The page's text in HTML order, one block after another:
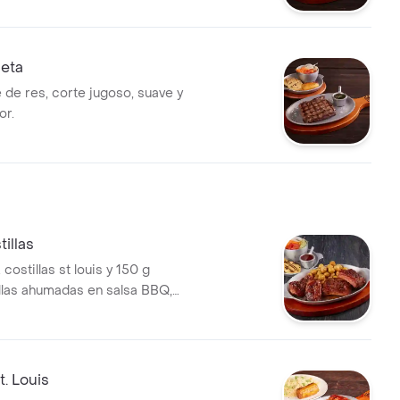
res, corte jugoso, suave y
costillas st louis y 150 g
ahumadas en salsa BBQ,
Louis